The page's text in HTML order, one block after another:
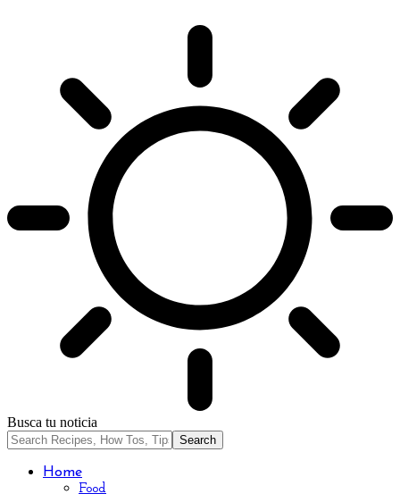
Busca tu noticia
Home
Food